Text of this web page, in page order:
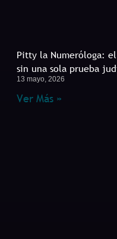
Pitty la Numeróloga: el
sin una sola prueba
13 mayo, 2026
Ver Más »